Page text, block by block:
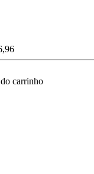
carrinho